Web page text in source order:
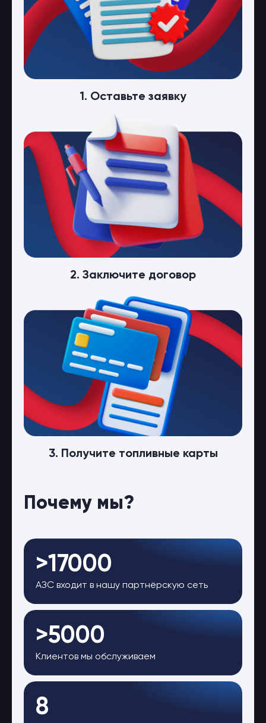
1. Оставьте заявку
2. Заключите договор
3. Получите топливные карты
Почему мы?
>17000
АЗС входит в нашу партнёрскую сеть
>5000
Клиентов мы обслуживаем
8